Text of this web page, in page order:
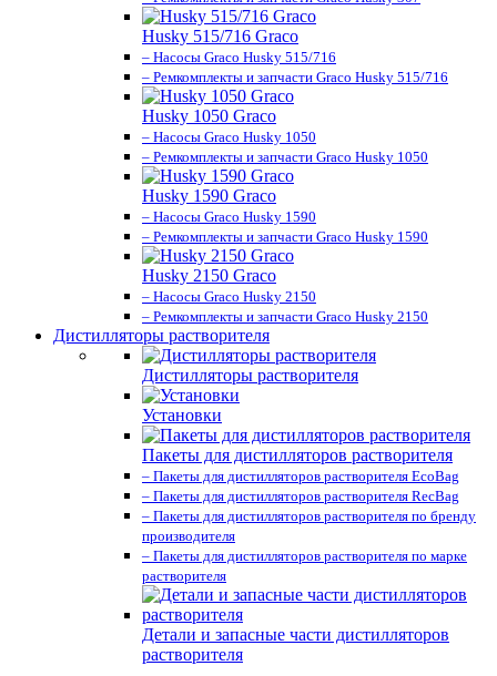
Husky 515/716 Graco
– Насосы Graco Husky 515/716
– Ремкомплекты и запчасти Graco Husky 515/716
Husky 1050 Graco
– Насосы Graco Husky 1050
– Ремкомплекты и запчасти Graco Husky 1050
Husky 1590 Graco
– Насосы Graco Husky 1590
– Ремкомплекты и запчасти Graco Husky 1590
Husky 2150 Graco
– Насосы Graco Husky 2150
– Ремкомплекты и запчасти Graco Husky 2150
Дистилляторы растворителя
Дистилляторы растворителя
Установки
Пакеты для дистилляторов растворителя
– Пакеты для дистилляторов растворителя EcoBag
– Пакеты для дистилляторов растворителя RecBag
– Пакеты для дистилляторов растворителя по бренду
производителя
– Пакеты для дистилляторов растворителя по марке
растворителя
Детали и запасные части дистилляторов
растворителя